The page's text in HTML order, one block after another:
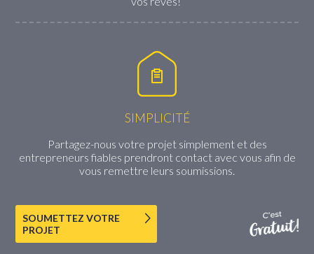
SIMPLICITÉ
Partagez-nous votre projet simplement et des
entrepreneurs fiables prendront contact avec vous afin de
vous remettre leurs soumissions.
SOUMETTEZ VOTRE
PROJET